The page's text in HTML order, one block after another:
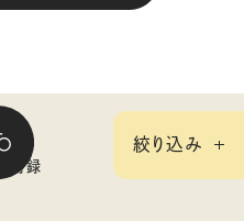
付録
絞り込み